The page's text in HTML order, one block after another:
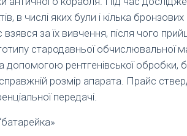
в числі яких були і кілька
за їх вивчення, після чого
стародавньої обчислювальної
допомогою рентгенівської обробки,
розмір апарата. Прайс
передачі.